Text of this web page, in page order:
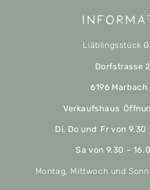
Liäblingsstück
Dorfstrasse
6196 Marbach
Verkaufshaus
Di, Do und Fr von 9.30
Sa von 9.30 –
Montag, Mittwoch und